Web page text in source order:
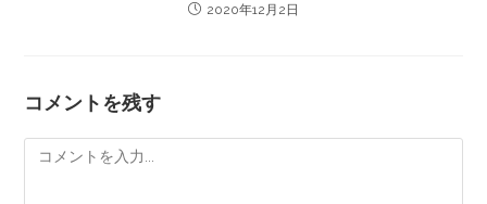
2020年12月2日
コメントを残す